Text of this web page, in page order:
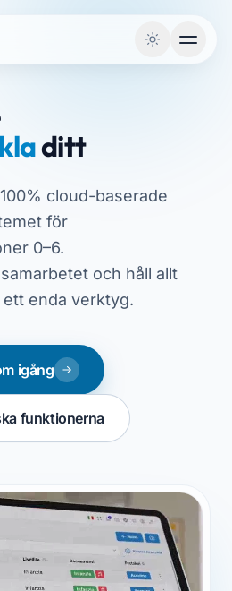
ditt
cloud-baserade
för
0–6.
och håll allt
enda verktyg.
igång
funktionerna